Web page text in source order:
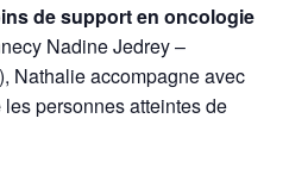
de support en oncologie
Nadine Jedrey –
Nathalie accompagne avec
les personnes atteintes de